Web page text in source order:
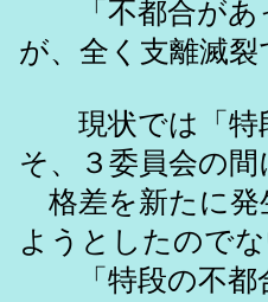
「不都合があ
が、全く支離滅裂
現状では「特
そ、３委員会の
格差を新たに発
ようとしたので
「特段の不都